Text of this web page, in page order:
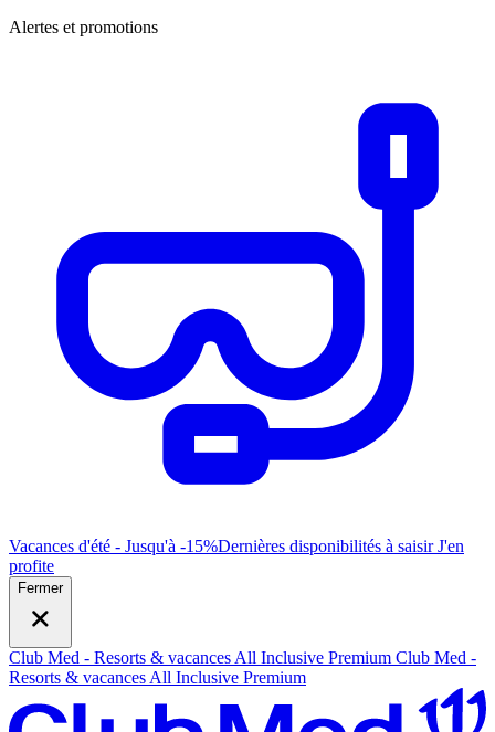
Alertes et promotions
Vacances d'été - Jusqu'à -15%Dernières disponibilités à saisirJ'en
profite
Fermer
Club Med - Resorts & vacances All Inclusive Premium Club Med -
Resorts & vacances All Inclusive Premium